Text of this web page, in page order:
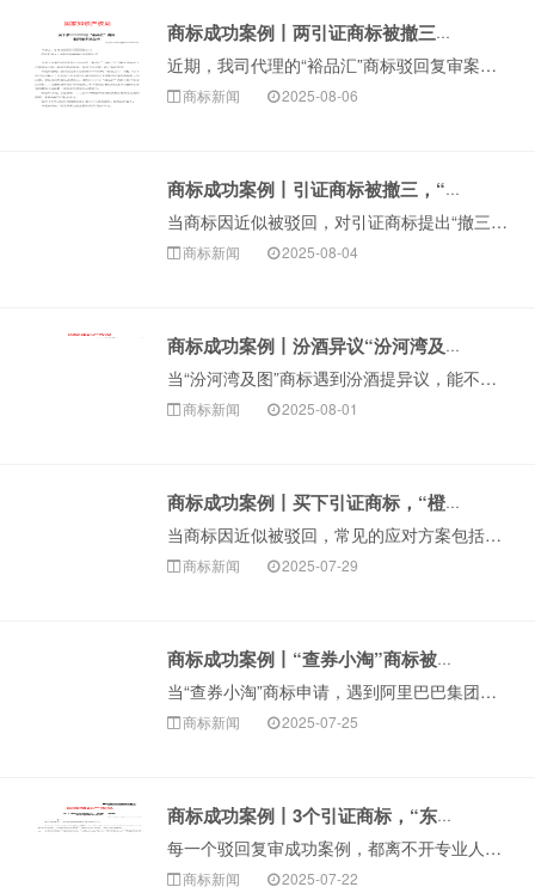
商标成功案例丨两引证商标被撤三，“裕品汇”商标驳回复审成功
近期，我司代理的“裕品汇”商标驳回复审案件，收到商标局下发的驳回复审决定书，对申请商标予以初步审定。这是一起因近似被驳回的商标···
商标新闻 2025-08-06
商标成功案例丨引证商标被撤三，“傲风”商标驳回复审成功！
当商标因近似被驳回，对引证商标提出“撤三”，消除在先权利障碍，是较为常见的一种复审策略。今天，构卓给大家分享近期成功代理的这起···
商标新闻 2025-08-04
商标成功案例丨汾酒异议“汾河湾及图”商标，两者近似吗？
当“汾河湾及图”商标遇到汾酒提异议，能不能注册成功呢？今天，给大家分享我司近期成功代理的这起商标异议答辩案例，看商标顾问是如何···
商标新闻 2025-08-01
商标成功案例丨买下引证商标，“橙子笔记”复审成功！
当商标因近似被驳回，常见的应对方案包括申请复审、证明双方商标不近似、对引证商标提起撤三等方式以外，还可以通过购买/转让引证商标的方式，将引证商标转让至···
商标新闻 2025-07-29
商标成功案例丨“查券小淘”商标被阿里提异议，答辩成功！
当“查券小淘”商标申请，遇到阿里巴巴集团异议，看构卓的商标顾问是如何帮申请人答辩成功，获准注册的。丨案件详情成都某科技公司（被···
商标新闻 2025-07-25
商标成功案例丨3个引证商标，“东建”商标驳回复审成功
每一个驳回复审成功案例，都离不开专业人员的细心研判和精心答辩。今天，构卓给大家分享近期成功代理的这起“东建”商标驳回复审案件。···
商标新闻 2025-07-22